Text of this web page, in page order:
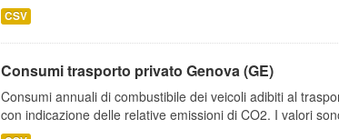
CSV
Consumi trasporto privato Genova (GE)
Consumi annuali di combustibile dei veicoli adibiti al
con indicazione delle relative emissioni di CO2. I valori